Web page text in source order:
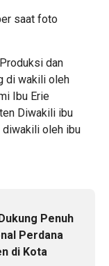
saat foto
dan
di wakili oleh
Ibu Erie
Diwakili ibu
diwakili oleh ibu
Penuh
Perdana
di Kota